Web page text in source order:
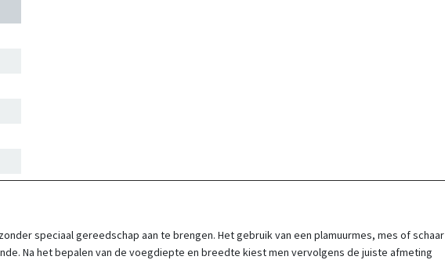
speciaal gereedschap aan te brengen. Het gebruik van een plamuurmes, mes of schaar
Na het bepalen van de voegdiepte en breedte kiest men vervolgens de juiste afmeting